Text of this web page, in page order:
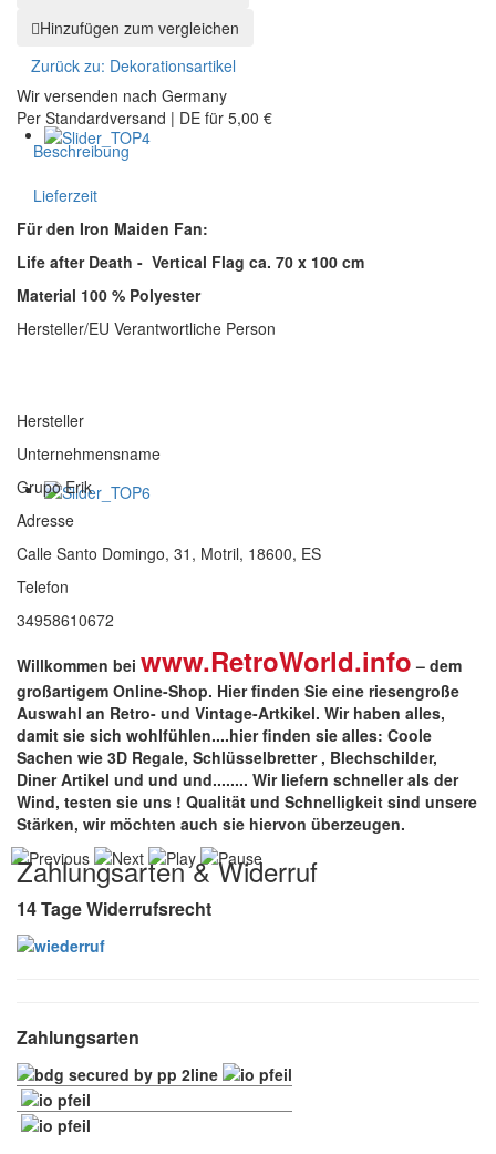
Hinzufügen zum vergleichen
Zurück zu: Dekorationsartikel
Wir versenden nach Germany
Per Standardversand | DE für 5,00 €
Beschreibung
Lieferzeit
Für den Iron Maiden Fan:
Life after Death - Vertical Flag ca. 70 x 100 cm
Material 100 % Polyester
Hersteller/EU Verantwortliche Person
Hersteller
Unternehmensname
Grupo Erik
Adresse
Calle Santo Domingo, 31, Motril, 18600, ES
Telefon
34958610672
Willkommen bei www.RetroWorld.info – dem
großartigem Online-Shop. Hier finden Sie eine riesengroße
Auswahl an Retro- und Vintage-Artkikel. Wir haben alles,
damit sie sich wohlfühlen....hier finden sie alles: Coole
Sachen wie 3D Regale, Schlüsselbretter , Blechschilder,
Diner Artikel und und und........ Wir liefern schneller als der
Wind, testen sie uns ! Qualität und Schnelligkeit sind unsere
Stärken, wir möchten auch sie hiervon überzeugen.
Zahlungsarten & Widerruf
14 Tage Widerrufsrecht
Zahlungsarten